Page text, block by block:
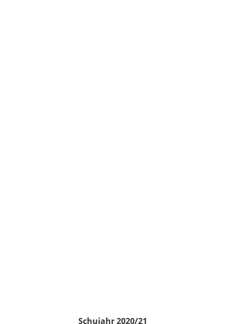
Schujahr 2020/21